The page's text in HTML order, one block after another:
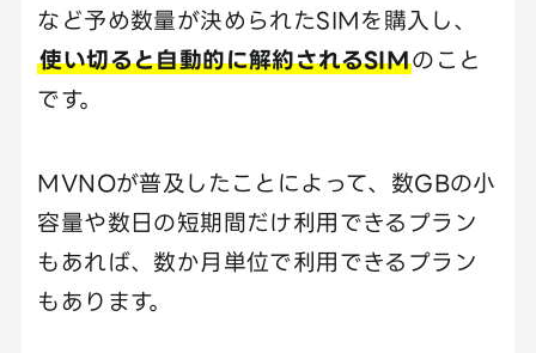
など予め数量が決められたSIMを購入し、
使い切ると自動的に解約されるSIMのこと
です。
MVNOが普及したことによって、数GBの小
容量や数日の短期間だけ利用できるプラン
もあれば、数か月単位で利用できるプラン
もあります。